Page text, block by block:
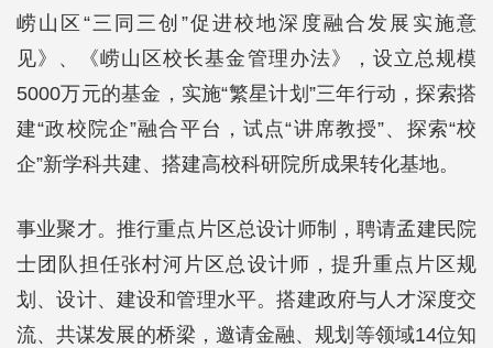
崂山区“三同三创”促进校地深度融合发展实施意
见》、《崂山区校长基金管理办法》，设立总规模
5000万元的基金，实施“繁星计划”三年行动，探索搭
建“政校院企”融合平台，试点“讲席教授”、探索“校
企”新学科共建、搭建高校科研院所成果转化基地。
事业聚才。推行重点片区总设计师制，聘请孟建民院
士团队担任张村河片区总设计师，提升重点片区规
划、设计、建设和管理水平。搭建政府与人才深度交
流、共谋发展的桥梁，邀请金融、规划等领域14位知